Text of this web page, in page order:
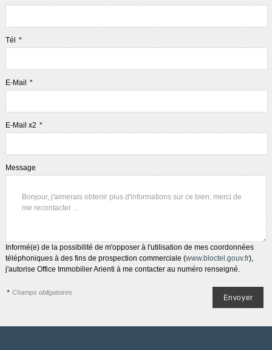
Tél *
E-Mail *
E-Mail x2 *
Message
Informé(e) de la possibilité de m'opposer à l'utilisation de mes coordonnées
téléphoniques à des fins de prospection commerciale (www.bloctel.gouv.fr),
j'autorise Office Immobilier Arienti à me contacter au numéro renseigné.
* Champs obligatoires